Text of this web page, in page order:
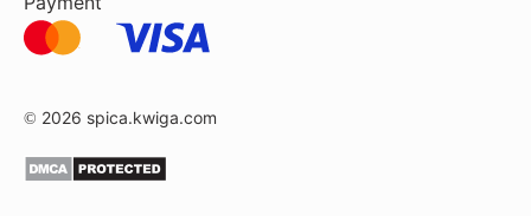
© 2026 spica.kwiga.com